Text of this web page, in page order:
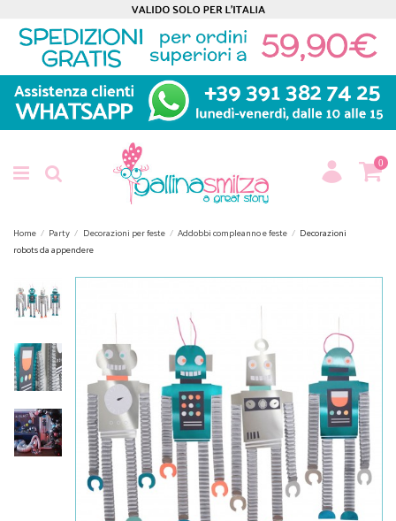
0
Home Party Decorazioni per feste Addobbi compleanno e feste
Decorazioni
robots da appendere